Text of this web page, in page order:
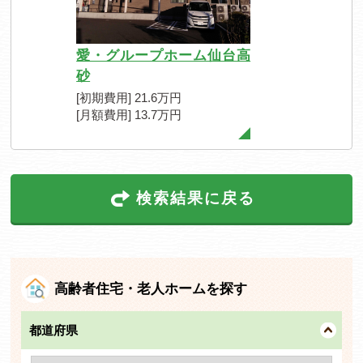
愛・グループホーム仙台高
砂
[初期費用] 21.6万円
[月額費用] 13.7万円
検索結果に戻る
高齢者住宅・老人ホームを探す
都道府県